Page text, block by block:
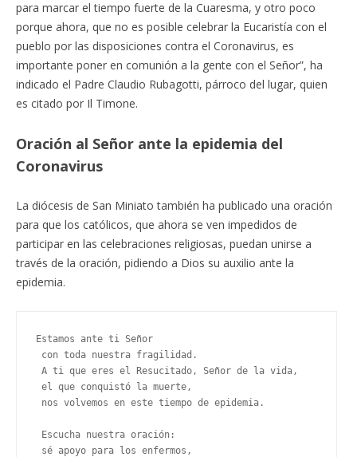
para marcar el tiempo fuerte de la Cuaresma, y otro poco
porque ahora, que no es posible celebrar la Eucaristía con el
pueblo por las disposiciones contra el Coronavirus, es
importante poner en comunión a la gente con el Señor”, ha
indicado el Padre Claudio Rubagotti, párroco del lugar, quien
es citado por Il Timone.
Oración al Señor ante la epidemia del
Coronavirus
La diócesis de San Miniato también ha publicado una oración
para que los católicos, que ahora se ven impedidos de
participar en las celebraciones religiosas, puedan unirse a
través de la oración, pidiendo a Dios su auxilio ante la
epidemia.
Estamos ante ti Señor
con toda nuestra fragilidad.
A ti que eres el Resucitado, Señor de la vida,
el que conquistó la muerte,
nos volvemos en este tiempo de epidemia.
Escucha nuestra oración:
sé apoyo para los enfermos,